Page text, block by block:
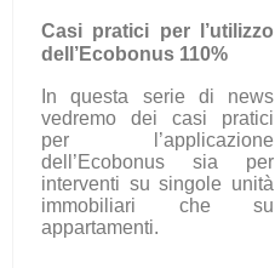
Casi pratici per l’utilizzo
dell’Ecobonus 110%
In questa serie di news
vedremo dei casi pratici
per l’applicazione
dell’Ecobonus sia per
interventi su singole unità
immobiliari che su
appartamenti.